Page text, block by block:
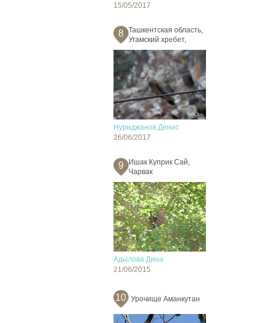
15/05/2017
8
Ташкентская область,
Угамский хребет,
Нуриджанов Денис
26/06/2017
9
Ишак Куприк Сай,
Чарвак
Адылова Дина
21/06/2015
10 Урочище Аманкутан